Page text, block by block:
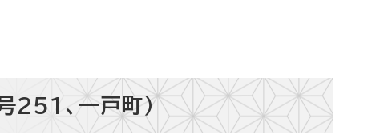
251、一戸町）